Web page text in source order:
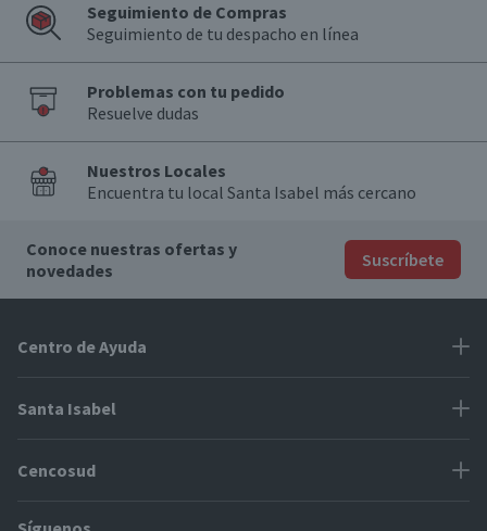
Seguimiento de Compras
Seguimiento de tu despacho en línea
Problemas con tu pedido
Resuelve dudas
Nuestros Locales
Encuentra tu local Santa Isabel más cercano
Conoce nuestras ofertas y
novedades
Suscríbete
Centro de Ayuda
Problemas con tu pedido
Cómo modificar mis datos
Modos de entrega y cobertura
Santa Isabel
Proveedores
Cencosud